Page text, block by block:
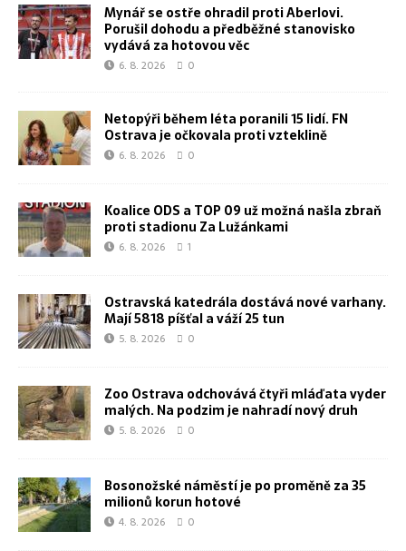
Mynář se ostře ohradil proti Aberlovi.
Porušil dohodu a předběžné stanovisko
vydává za hotovou věc
6. 8. 2026 0
Netopýři během léta poranili 15 lidí. FN
Ostrava je očkovala proti vzteklině
6. 8. 2026 0
Koalice ODS a TOP 09 už možná našla zbraň
proti stadionu Za Lužánkami
6. 8. 2026 1
Ostravská katedrála dostává nové varhany.
Mají 5818 píšťal a váží 25 tun
5. 8. 2026 0
Zoo Ostrava odchovává čtyři mláďata vyder
malých. Na podzim je nahradí nový druh
5. 8. 2026 0
Bosonožské náměstí je po proměně za 35
milionů korun hotové
4. 8. 2026 0